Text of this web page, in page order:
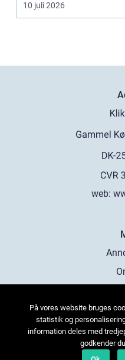
10 juli 2026
web:
På vores website bruges
statistik og
information deles med
godkender